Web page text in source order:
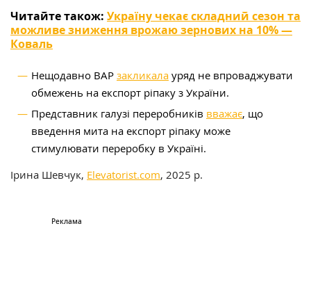
Читайте також: Україну чекає складний сезон та
можливе зниження врожаю зернових на 10% —
Коваль
Нещодавно ВАР закликала уряд не впроваджувати
обмежень на експорт ріпаку з України.
Представник галузі переробників вважає, що
введення мита на експорт ріпаку може
стимулювати переробку в Україні.
Ірина Шевчук, Elevatorist.com, 2025 р.